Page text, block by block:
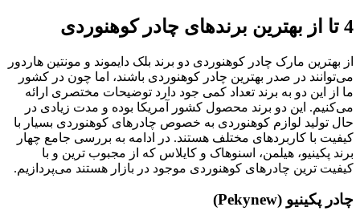
4 تا از بهترین برندهای چادر کوهنوردی
از بهترین مارک چادر کوهنوردی دو برند بلک دایموند و مونتین هاردور
می‌توانند در صدر بهترین چادر کوهنوردی باشند، اما چون در کشور
ما از این دو به برند تعداد کمی جود دارد توضیحات مختصری ارائه
می‌کنیم. این دو برند محصول کشور آمریکا بوده و مدت زیادی در
حال تولید لوازم کوهنوردی به خصوص چادرهای کوهنوردی بسیار با
کیفیت با کاربردهای مختلف هستند. در ادامه به بررسی جامع چهار
برند پکینیو، هیلمن، اسنوهاک و کایلاس که از مجبوب ترین و با
کیفیت ترین چادرهای کوهنوردی موجود در بازار هستند می‌پردازیم.
چادر پکینیو (Pekynew)